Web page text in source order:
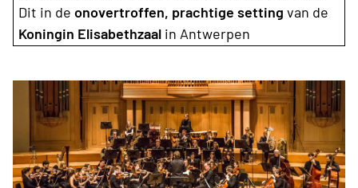
Dit in de onovertroffen, prachtige setting van de
Koningin Elisabethzaal in Antwerpen